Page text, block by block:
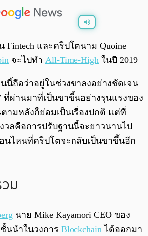
Fintech และคริปโตนาม Quoine
จะไปทำ All-Time-High ในปี 2019
นี้ถือว่าอยู่ในช่วงขาลงอย่างชัดเจน
ที่ผ่านมาที่เป็นขาขึ้นอย่างรุนแรงของ
ามหลังก็ย่อมเป็นเรื่องปกติ แต่ที่
วลคือการปรับฐานนี้จะยาวนานไป
นไหนที่คริปโตจะกลับเป็นขาขึ้นอีก
ม
นาย Mike Kayamori CEO ของ
นนำในวงการ Blockchain ได้ออกมา